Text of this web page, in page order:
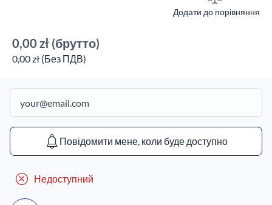
Додати до порівняння
0,00 zł (брутто)
0,00 zł (Без ПДВ)
Повідомити мене, коли буде доступно
Недоступний